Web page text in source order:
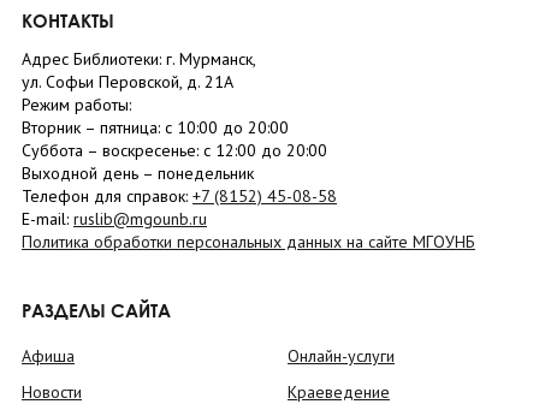
КОНТАКТЫ
Адрес Библиотеки: г. Мурманск,
ул. Софьи Перовской, д. 21А
Режим работы:
Вторник – пятница: с 10:00 до 20:00
Суббота – воскресенье: c 12:00 до 20:00
Выходной день – понедельник
Телефон для справок: +7 (8152) 45-08-58
E-mail: ruslib@mgounb.ru
Политика обработки персональных данных на сайте МГОУНБ
РАЗДЕЛЫ САЙТА
Афиша
Новости
Онлайн-услуги
Краеведение